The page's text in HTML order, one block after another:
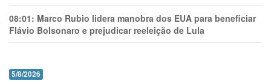
08:01: Marco Rubio lidera manobra dos EUA para beneficiar
Flávio Bolsonaro e prejudicar reeleição de Lula
5/8/2026